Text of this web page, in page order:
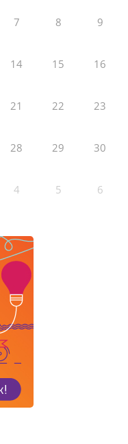
7 8 9
14 15 16
21 22 23
28 29 30
4 5 6